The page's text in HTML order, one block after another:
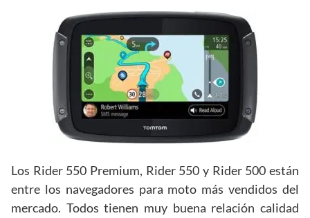
Los Rider 550 Premium, Rider 550 y Rider 500 están
entre los navegadores para moto más vendidos del
mercado. Todos tienen muy buena relación calidad